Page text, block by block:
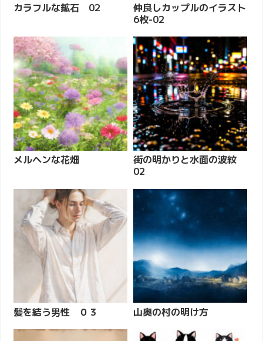
カラフルな鉱石 02
仲良しカップルのイラスト
6枚-02
メルヘンな花畑
街の明かりと水面の波紋
02
髪を結う男性 ０３ 山奥の村の明け方